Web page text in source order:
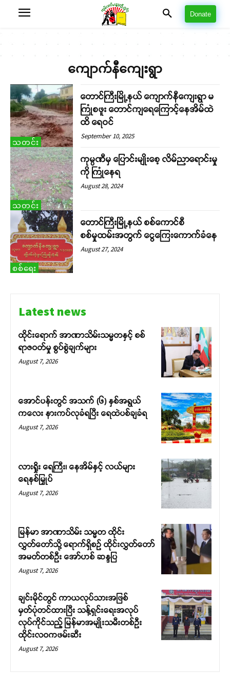
Donate
ကျောက်နီကျေးရွာ
သတင်း
တောင်ကြီးမြို့နယ် ကျောက်နီကျေးရွာ မ
ကြုံစဖူး တောင်ကျရေကြောင့်နေအိမ်ထဲ
ထိ ရေဝင်
September 10, 2025
သတင်း
ကုမ္ပဏီမှ ပြောင်းမျိုးစေ့ လိမ်ညာရောင်းမှု
ကို ကြုံနေရ
August 28, 2024
စစ်ရေး
တောင်ကြီးမြို့နယ် စစ်ကောင်စီ
စစ်မှုထမ်းအတွက် ငွေကြေးကောက်ခံနေ
August 27, 2024
Latest news
ထိုင်းရောက် အာဏာသိမ်းသမ္မတနှင့် စစ်
ရာဇဝတ်မှု စွပ်စွဲချက်များ
August 7, 2026
အောင်ပန်းတွင် အသက် (၆) နှစ်အရွယ်
ကလေး နားကပ်လုခံရပြီး ရေထဲပစ်ချခံရ
August 7, 2026
လားရှိုး ရေကြီး၊ နေအိမ်နှင့် လယ်များ
ရေနစ်မြှုပ်
August 7, 2026
မြန်မာ အာဏာသိမ်း သမ္မတ ထိုင်း
လွှတ်တော်သို့ ရောက်ရှိစဉ် ထိုင်းလွှတ်တော်
အမတ်တစ်ဦး အော်ဟစ် ဆန္ဒပြ
August 7, 2026
ချင်းမိုင်တွင် ကာယလုပ်သားအဖြစ်
မှတ်ပုံတင်ထားပြီး သန့်ရှင်းရေးအလုပ်
လုပ်ကိုင်သည့် မြန်မာအမျိုးသမီးတစ်ဦး
ထိုင်းလဝကဖမ်းဆီး
August 7, 2026